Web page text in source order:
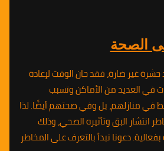
الصحة
حشرة غير ضارة، فقد حان الوقت لإعادة
في العديد من الأماكن وتسبب
في منازلهم، بل وفي صحتهم أيضًا. لذا
البق وتأثيره الصحي، وذلك
دعونا نبدأ بالتعرف على المخاطر